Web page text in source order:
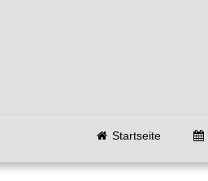
Startseite